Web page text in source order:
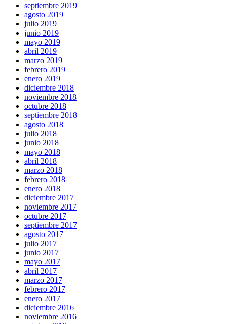
septiembre 2019
agosto 2019
julio 2019
junio 2019
mayo 2019
abril 2019
marzo 2019
febrero 2019
enero 2019
diciembre 2018
noviembre 2018
octubre 2018
septiembre 2018
agosto 2018
julio 2018
junio 2018
mayo 2018
abril 2018
marzo 2018
febrero 2018
enero 2018
diciembre 2017
noviembre 2017
octubre 2017
septiembre 2017
agosto 2017
julio 2017
junio 2017
mayo 2017
abril 2017
marzo 2017
febrero 2017
enero 2017
diciembre 2016
noviembre 2016